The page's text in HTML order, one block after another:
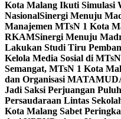
Kota Malang Ikuti Simulasi
NasionalSinergi Menuju
Manajemen MTsN 1 Kota
RKAMSinergi Menuju
Lakukan Studi Tiru
Kelola Media Sosial di
Semangat, MTsN 1 Kota
dan Organisasi
Jadi Saksi Perjuangan
Persaudaraan Lintas
Kota Malang Sabet